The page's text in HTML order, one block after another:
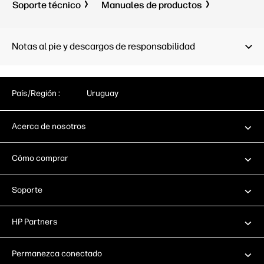
Hardware Integration Pocket de 2.ª
Apple AirPrint™; Certificación
Soporte técnico
Manuales de productos
Notas al pie y descargos de responsabilidad
País/Región : Uruguay
Acerca de nosotros
Cómo comprar
Soporte
HP Partners
Permanezca conectado